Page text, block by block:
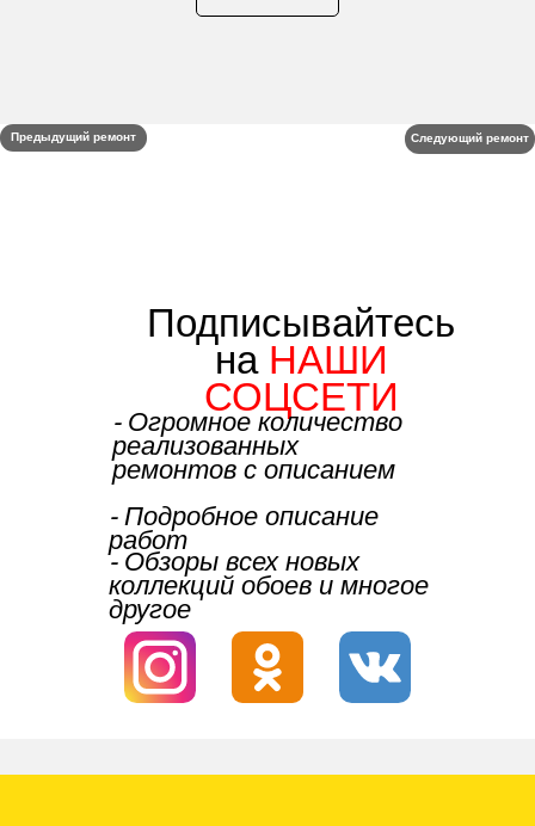
Предыдущий ремонт Следующий ремонт
Подписывайтесь
на НАШИ
СОЦСЕТИ
⁃ Обзоры всех новых
коллекций обоев и многое
другое
⁃ Подробное описание
работ
⁃ Огромное количество
реализованных
ремонтов с описанием